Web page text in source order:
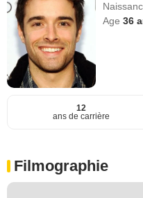
Age36
12
ans de carrière
Filmographie